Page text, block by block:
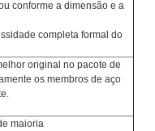
conforme a dimensão e a
completa formal do
original no pacote de
os membros de aço
maioria